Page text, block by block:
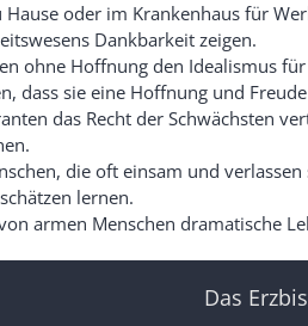
Hause oder im Krankenhaus für
Dankbarkeit zeigen.
ohne Hoffnung den Idealismus
dass sie eine Hoffnung und
das Recht der Schwächsten
die oft einsam und
lernen.
armen Menschen dramatische
Das